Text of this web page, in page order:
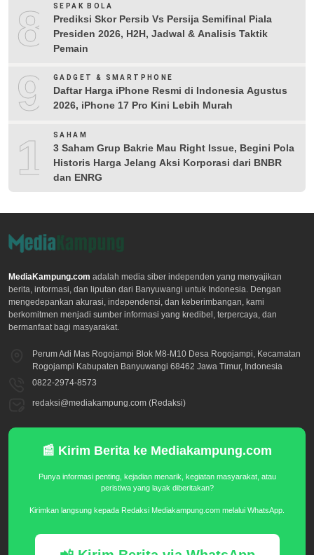
8 SEPAK BOLA
Prediksi Skor Persib Vs Persija Semifinal Piala
Presiden 2026, H2H, Jadwal & Analisis Taktik
Pemain
9 GADGET & SMARTPHONE
Daftar Harga iPhone Resmi di Indonesia Agustus
2026, iPhone 17 Pro Kini Lebih Murah
10
SAHAM
3 Saham Grup Bakrie Mau Right Issue, Begini Pola
Historis Harga Jelang Aksi Korporasi dari BNBR
dan ENRG
MediaKampung.com adalah media siber independen yang menyajikan
berita, informasi, dan liputan dari Banyuwangi untuk Indonesia. Dengan
mengedepankan akurasi, independensi, dan keberimbangan, kami
berkomitmen menjadi sumber informasi yang kredibel, terpercaya, dan
bermanfaat bagi masyarakat.
Perum Adi Mas Rogojampi Blok M8-M10 Desa Rogojampi, Kecamatan
Rogojampi Kabupaten Banyuwangi 68462 Jawa Timur, Indonesia
0822-2974-8573
redaksi@mediakampung.com (Redaksi)
📰 Kirim Berita ke Mediakampung.com
Punya informasi penting, kejadian menarik, kegiatan masyarakat, atau
peristiwa yang layak diberitakan?
Kirimkan langsung kepada Redaksi Mediakampung.com melalui WhatsApp.